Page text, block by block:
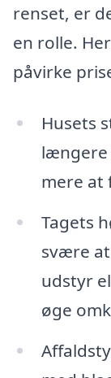
renset, er
en rolle.
påvirke
Husets
længere
mere at
Tagets
svære
udstyr
øge